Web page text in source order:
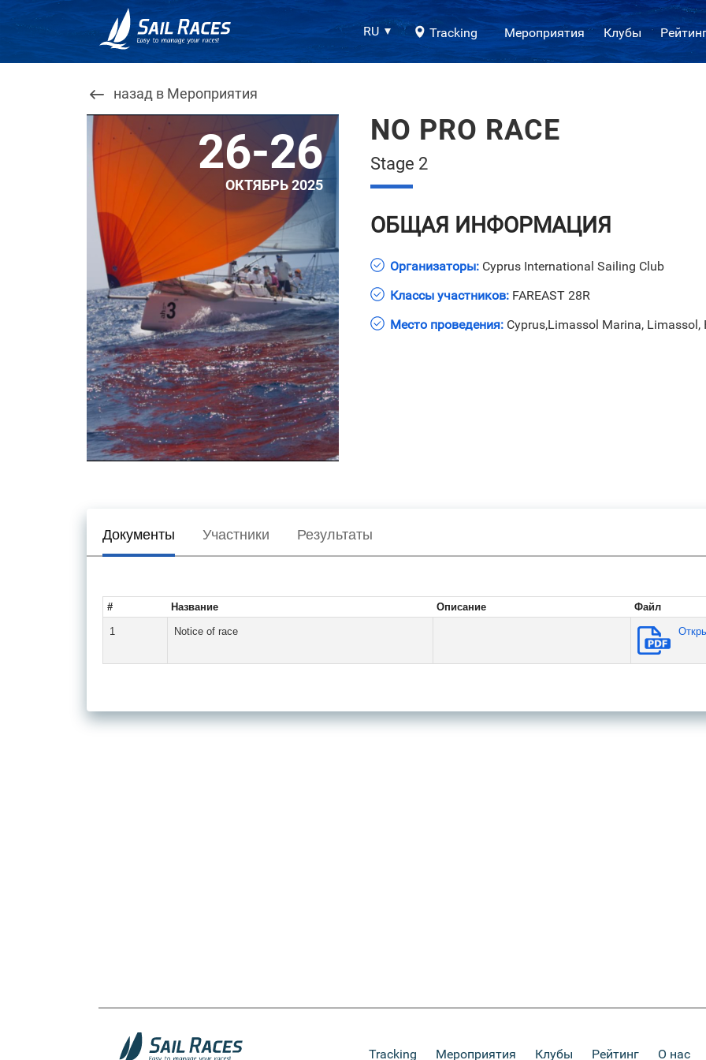
RU Tracking Мероприятия Клубы
назад в Мероприятия
26-26
ОКТЯБРЬ 2025
NO PRO RACE
Stage 2
ОБЩАЯ ИНФОРМАЦИЯ
Организаторы:Cyprus International Sailing Club
Классы участников:FAREAST 28R
Место проведения:Cyprus,Limassol Marina, Limassol,
Документы Участники Результаты
# Название Описание Файл
1 Notice of race
Tracking Мероприятия Клубы Рейтинг О нас